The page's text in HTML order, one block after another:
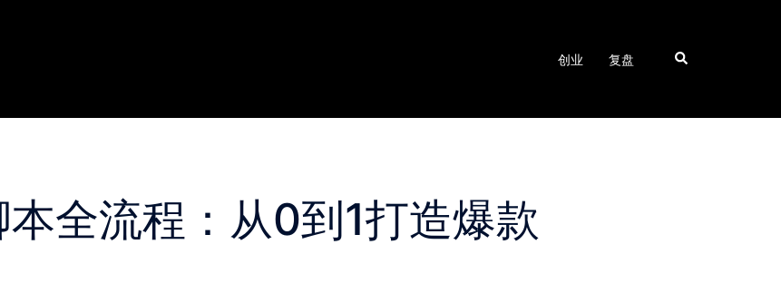
创业 复盘 Search
全流程：从0到1打造爆款